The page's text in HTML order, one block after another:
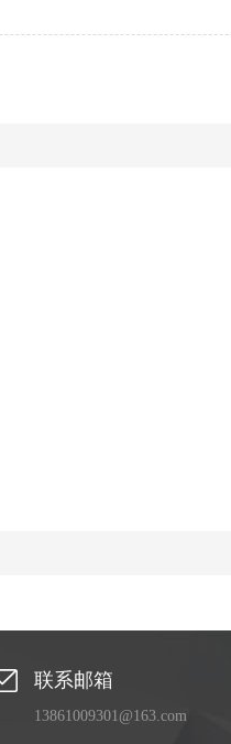
联系邮箱
13861009301@163.com